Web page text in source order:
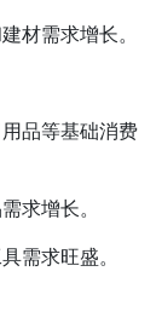
材需求增长。
品等基础消费
求增长。
需求旺盛。